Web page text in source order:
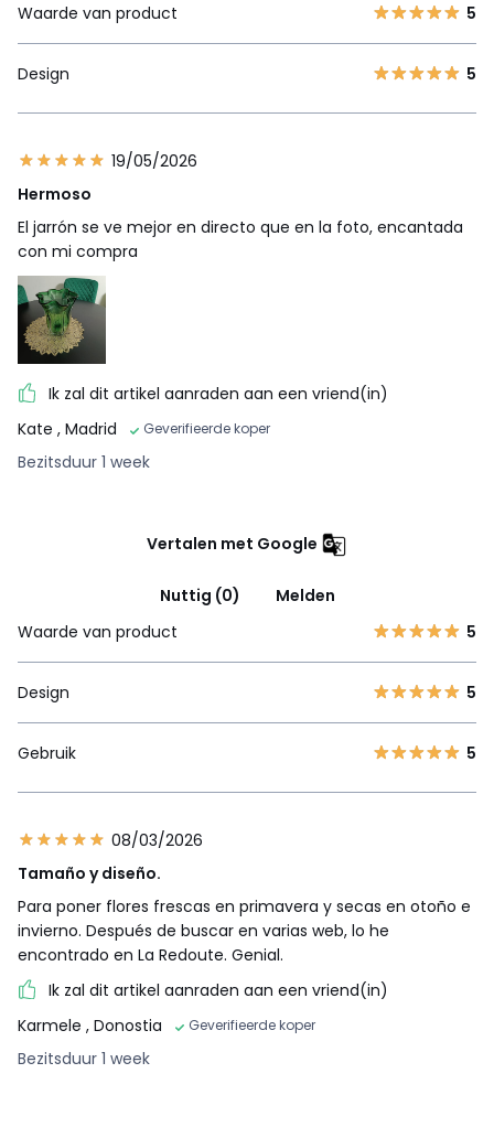
Waarde van product
5
Design 5
19/05/2026
Hermoso
El jarrón se ve mejor en directo que en la foto, encantada
con mi compra
Ik zal dit artikel aanraden aan een vriend(in)
Kate , Madrid Geverifieerde koper
Bezitsduur 1 week
Vertalen met Google
Nuttig (0)
Melden
Waarde van product
5
Design 5
Gebruik 5
08/03/2026
Tamaño y diseño.
Para poner flores frescas en primavera y secas en otoño e
invierno. Después de buscar en varias web, lo he
encontrado en La Redoute. Genial.
Ik zal dit artikel aanraden aan een vriend(in)
Karmele , Donostia Geverifieerde koper
Bezitsduur 1 week